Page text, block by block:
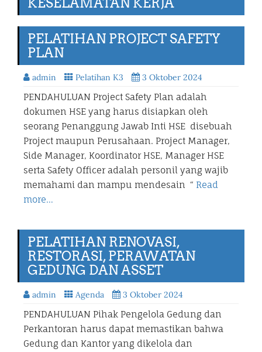
PELATIHAN PROJECT SAFETY
PLAN
admin Pelatihan K3 3 Oktober 2024
PENDAHULUAN Project Safety Plan adalah
dokumen HSE yang harus disiapkan oleh
seorang Penanggung Jawab Inti HSE disebuah
Project maupun Perusahaan. Project Manager,
Side Manager, Koordinator HSE, Manager HSE
serta Safety Officer adalah personil yang wajib
memahami dan mampu mendesain “ Read
more…
PELATIHAN RENOVASI,
RESTORASI, PERAWATAN
GEDUNG DAN ASSET
admin Agenda 3 Oktober 2024
PENDAHULUAN Pihak Pengelola Gedung dan
Perkantoran harus dapat memastikan bahwa
Gedung dan Kantor yang dikelola dan